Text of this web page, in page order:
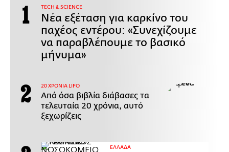
ΤECH & SCIENCE
Νέα εξέταση για καρκίνο του
παχέος εντέρου: «Συνεχίζουμε
να παραβλέπουμε το βασικό
μήνυμα»
20 ΧΡΟΝΙΑ LIFO
Από όσα βιβλία διάβασες τα
τελευταία 20 χρόνια, αυτό
ξεχωρίζεις
ΕΛΛΑΔΑ